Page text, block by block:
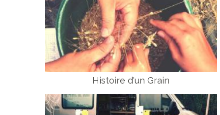
Histoire d'un Grain